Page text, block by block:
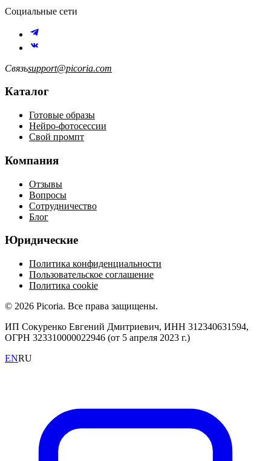
Социальные сети
Связьsupport@picoria.com
Каталог
Готовые образы
Нейро-фотосессии
Свой промпт
Компания
Отзывы
Вопросы
Сотрудничество
Блог
Юридические
Политика конфиденциальности
Пользовательское соглашение
Политика cookie
© 2026 Picoria. Все права защищены.
ИП Сокуренко Евгений Дмитриевич, ИНН 312340631594,
ОГРН 323310000022946 (от 5 апреля 2023 г.)
ENRU